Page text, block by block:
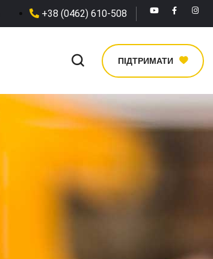
+38 (0462) 610-508
ПІДТРИМАТИ